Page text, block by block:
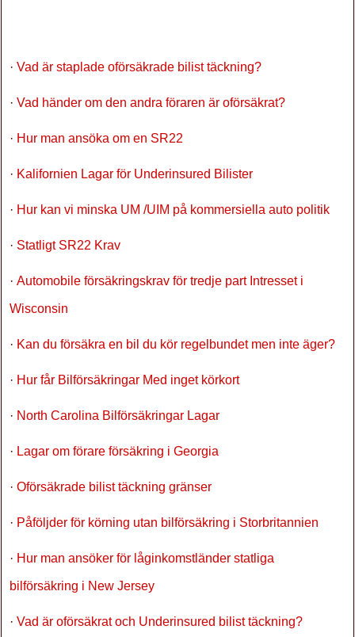
· Vad är staplade oförsäkrade bilist täckning?
· Vad händer om den andra föraren är oförsäkrat?
· Hur man ansöka om en SR22
· Kalifornien Lagar för Underinsured Bilister
· Hur kan vi minska UM /UIM på kommersiella auto politik
· Statligt SR22 Krav
· Automobile försäkringskrav för tredje part Intresset i
Wisconsin
· Kan du försäkra en bil du kör regelbundet men inte äger?
· Hur får Bilförsäkringar Med inget körkort
· North Carolina Bilförsäkringar Lagar
· Lagar om förare försäkring i Georgia
· Oförsäkrade bilist täckning gränser
· Påföljder för körning utan bilförsäkring i Storbritannien
· Hur man ansöker för låginkomstländer statliga
bilförsäkring i New Jersey
· Vad är oförsäkrat och Underinsured bilist täckning?